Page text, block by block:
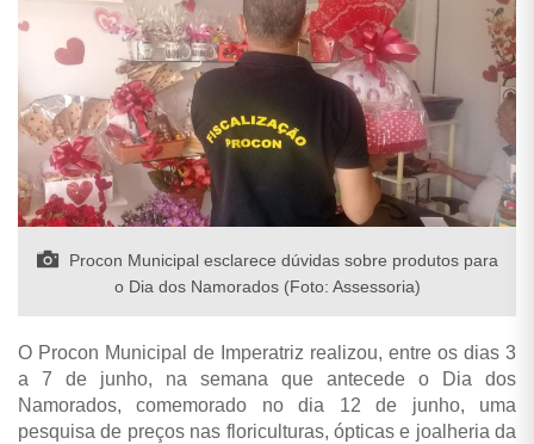
Procon Municipal esclarece dúvidas sobre produtos para
o Dia dos Namorados (Foto: Assessoria)
O Procon Municipal de Imperatriz realizou, entre os dias 3
a 7 de junho, na semana que antecede o Dia dos
Namorados, comemorado no dia 12 de junho, uma
pesquisa de preços nas floriculturas, ópticas e joalheria da